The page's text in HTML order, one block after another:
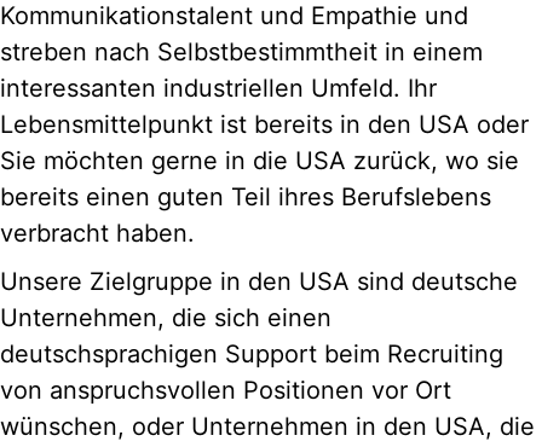
Kommunikationstalent und Empathie und
streben nach Selbstbestimmtheit in einem
interessanten industriellen Umfeld. Ihr
Lebensmittelpunkt ist bereits in den USA oder
Sie möchten gerne in die USA zurück, wo sie
bereits einen guten Teil ihres Berufslebens
verbracht haben.
Unsere Zielgruppe in den USA sind deutsche
Unternehmen, die sich einen
deutschsprachigen Support beim Recruiting
von anspruchsvollen Positionen vor Ort
wünschen, oder Unternehmen in den USA, die